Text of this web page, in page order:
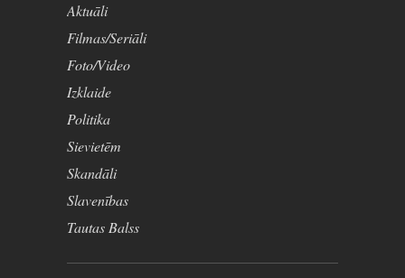
Aktuāli
Filmas/Seriāli
Foto/Video
Izklaide
Politika
Sievietēm
Skandāli
Slavenības
Tautas Balss